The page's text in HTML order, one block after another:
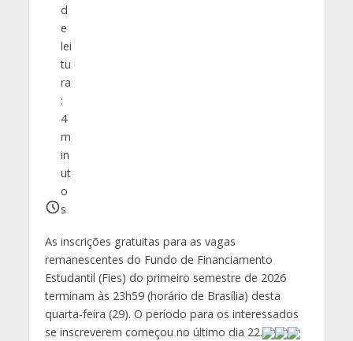
d
e
lei
tu
ra
:
4
m
in
ut
o
s
As inscrições gratuitas para as vagas
remanescentes do Fundo de Financiamento
Estudantil (Fies) do primeiro semestre de 2026
terminam às 23h59 (horário de Brasília) desta
quarta-feira (29). O período para os interessados
se inscreverem começou no último dia 22.